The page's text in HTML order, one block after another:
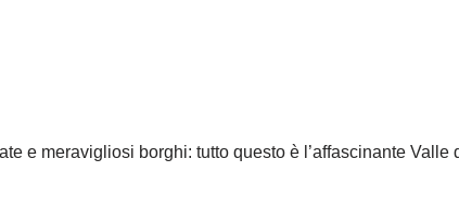
e meravigliosi borghi: tutto questo è l’affascinante Valle